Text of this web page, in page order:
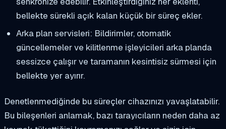
bellekte sürekli açık kalan küçük bir süreç ekler.
Arka plan servisleri: Bildirimler, otomatik
güncellemeler ve kilitlenme işleyicileri arka planda
sessizce çalışır ve taramanın kesintisiz sürmesi için
bellekte yer ayırır.
Denetlenmediğinde bu süreçler cihazınızı yavaşlatabilir.
Bu bileşenleri anlamak, bazı tarayıcıların neden daha az